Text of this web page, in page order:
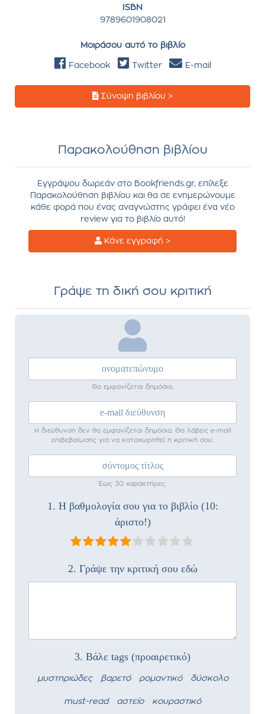
ISBN
9789601908021
Μοιράσου αυτό το βιβλίο
Facebook Twitter E-mail
Σύνοψη βιβλίου >
Παρακολούθηση βιβλίου
Εγγράψου δωρεάν στο Bookfriends.gr, επίλεξε
Παρακολούθηση βιβλίου και θα σε ενημερώνουμε
κάθε φορά που ένας αναγνώστης γράφει ένα νέο
review για το βιβλίο αυτό!
Κάνε εγγραφή >
Γράψε τη δική σου κριτική
Θα εμφανίζεται δημόσια.
Η διεύθυνση δεν θα εμφανίζεται δημόσια. Θα λάβεις e-mail
επιβεβαίωσης για να καταχωρηθεί η κριτική σου.
Έως 30 χαρακτήρες.
1. Η βαθμολογία σου για το βιβλίο (10:
άριστο!)
2. Γράψε την κριτική σου εδώ
3. Βάλε tags (προαιρετικό)
μυστηριώδες βαρετό ρομαντικό δύσκολο
must-read αστείο κουραστικό